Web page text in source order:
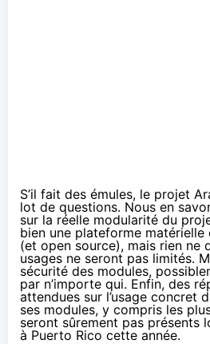
S’il fait des émules, le projet
lot de questions. Nous en
sur la réelle modularité du
bien une plateforme
(et open source), mais rien ne
usages ne seront pas limités.
sécurité des modules,
par n’importe qui. Enfin, des
attendues sur l’usage concret
ses modules, y compris les
seront sûrement pas présents
à Puerto Rico cette année.